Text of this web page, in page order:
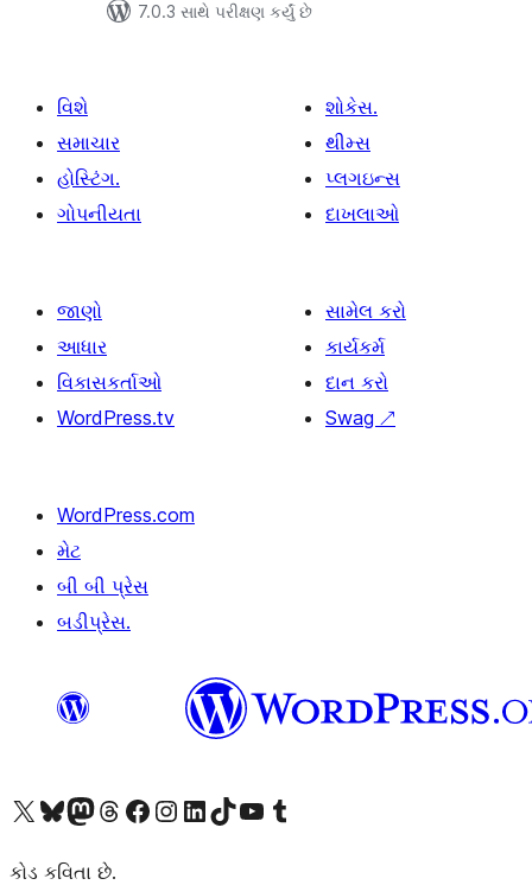
7.0.3 સાથે પરીક્ષણ કર્યું છે
વિશે
સમાચાર
હોસ્ટિંગ.
ગોપનીયતા
શોકેસ.
થીમ્સ
પ્લગઇન્સ
દાખલાઓ
જાણો
આધાર
વિકાસકર્તાઓ
WordPress.tv
સામેલ કરો
કાર્યકર્મ
દાન કરો
Swag ↗
WordPress.com
મેટ
બી બી પ્રેસ
બડીપ્રેસ.
અમારા X (અગાઉ ટ્વિટર) એકાઉન્ટની મુલાકાત લોઅમારા Bluesky એકાઉન્ટની મુલાકાત લોઅમારા માસ્ટોડોન એકાઉન્ટની મુલાકાત લોઅમારા Threads એકાઉન્ટની મુલાકાત લો અમારા ફેસબુક પેજની મુલાકાત લોઅમારા ઇન્સ્ટાગ્રામ એકાઉન્ટની મુલાકાત લો અમારા LinkedIn એકાઉન્ટની મુલાકાત લોઅમારા TikTok એકાઉન્ટની મુલાકાત લોઅમારી YouTube ચેનલની મુલાકાત લો અમારા Tumblr એકાઉન્ટની મુલાકાત લો
કોડ કવિતા છે.